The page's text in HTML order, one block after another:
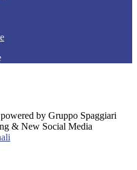
by Gruppo Spaggiari
& New Social Media